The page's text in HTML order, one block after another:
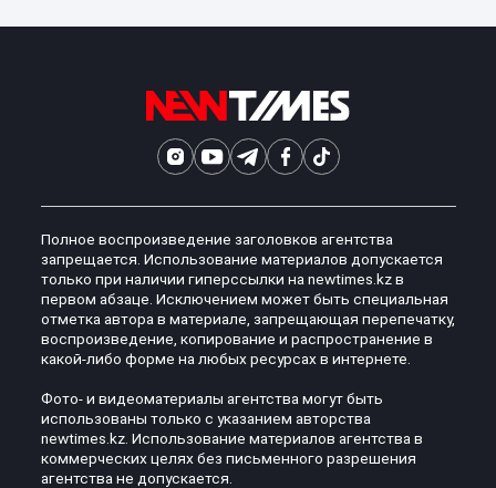
Полное воспроизведение заголовков агентства
запрещается. Использование материалов допускается
только при наличии гиперссылки на newtimes.kz в
первом абзаце. Исключением может быть специальная
отметка автора в материале, запрещающая перепечатку,
воспроизведение, копирование и распространение в
какой-либо форме на любых ресурсах в интернете.
Фото- и видеоматериалы агентства могут быть
использованы только с указанием авторства
newtimes.kz. Использование материалов агентства в
коммерческих целях без письменного разрешения
агентства не допускается.